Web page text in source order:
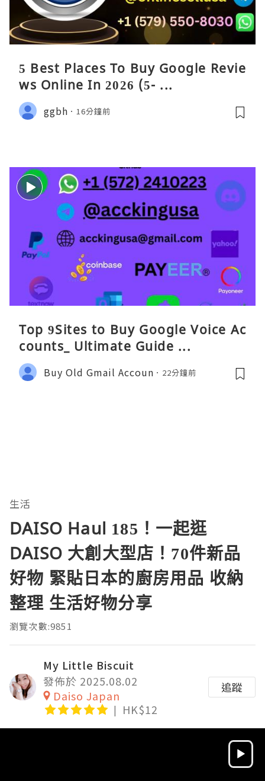
5 Best Places To Buy Google Revie
ws Online In 2026 (5- ...
ggbh 16分鐘前
Top 9Sites to Buy Google Voice Ac
counts_ Ultimate Guide ...
Buy Old Gmail Accoun 22分鐘前
生活
DAISO Haul 185！一起逛
DAISO 大創大型店！70件新品
好物 緊貼日本的廚房用品 收納
整理 生活好物分享
瀏覽次數:9851
My Little Biscuit
發佈於 2025.08.02
Daiso Japan
HK$12
追蹤